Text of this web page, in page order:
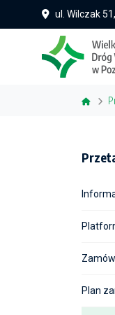
ul. Wilczak
Plan